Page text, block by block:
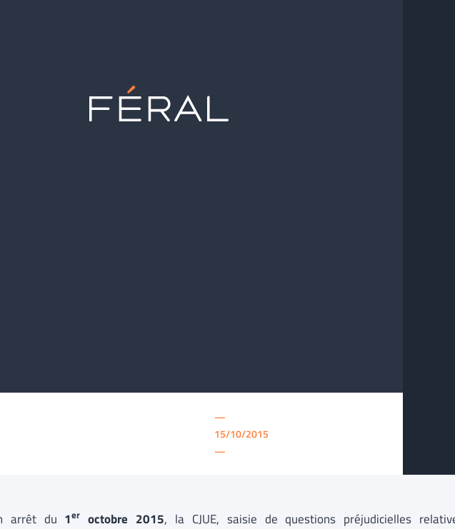
—
15/10/2015
—
arrêt du 1er octobre 2015, la CJUE, saisie de questions préjudicielles